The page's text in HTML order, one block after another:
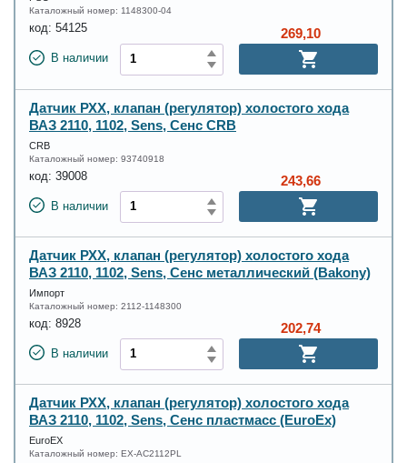
Каталожный номер: 1148300-04
код: 54125
В наличии
269,10
Датчик РХХ, клапан (регулятор) холостого хода
ВАЗ 2110, 1102, Sens, Сенс CRB
CRB
Каталожный номер: 93740918
код: 39008
В наличии
243,66
Датчик РХХ, клапан (регулятор) холостого хода
ВАЗ 2110, 1102, Sens, Сенс металлический (Bakony)
Импорт
Каталожный номер: 2112-1148300
код: 8928
В наличии
202,74
Датчик РХХ, клапан (регулятор) холостого хода
ВАЗ 2110, 1102, Sens, Сенс пластмасс (EuroEx)
EuroEX
Каталожный номер: EX-AC2112PL